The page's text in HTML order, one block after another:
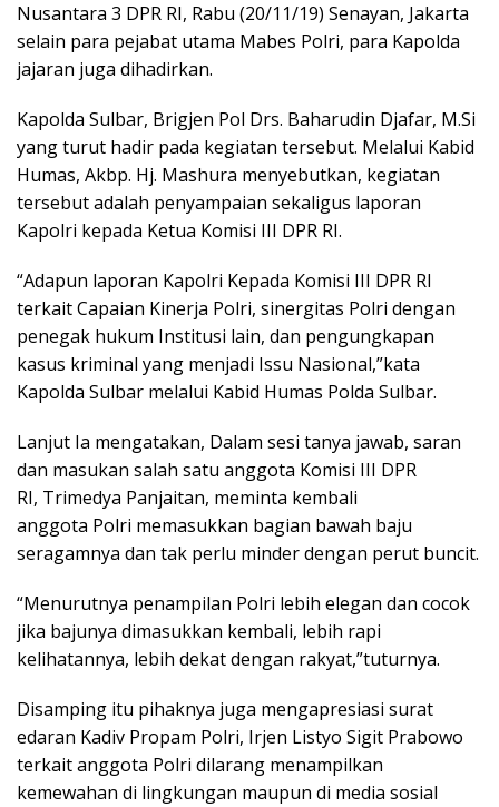
Nusantara 3 DPR RI, Rabu (20/11/19) Senayan, Jakarta
selain para pejabat utama Mabes Polri, para Kapolda
jajaran juga dihadirkan.
Kapolda Sulbar, Brigjen Pol Drs. Baharudin Djafar, M.Si
yang turut hadir pada kegiatan tersebut. Melalui Kabid
Humas, Akbp. Hj. Mashura menyebutkan, kegiatan
tersebut adalah penyampaian sekaligus laporan
Kapolri kepada Ketua Komisi III DPR RI.
“Adapun laporan Kapolri Kepada Komisi III DPR RI
terkait Capaian Kinerja Polri, sinergitas Polri dengan
penegak hukum Institusi lain, dan pengungkapan
kasus kriminal yang menjadi Issu Nasional,”kata
Kapolda Sulbar melalui Kabid Humas Polda Sulbar.
Lanjut Ia mengatakan, Dalam sesi tanya jawab, saran
dan masukan salah satu anggota Komisi III DPR
RI, Trimedya Panjaitan, meminta kembali
anggota Polri memasukkan bagian bawah baju
seragamnya dan tak perlu minder dengan perut buncit.
“Menurutnya penampilan Polri lebih elegan dan cocok
jika bajunya dimasukkan kembali, lebih rapi
kelihatannya, lebih dekat dengan rakyat,”tuturnya.
Disamping itu pihaknya juga mengapresiasi surat
edaran Kadiv Propam Polri, Irjen Listyo Sigit Prabowo
terkait anggota Polri dilarang menampilkan
kemewahan di lingkungan maupun di media sosial